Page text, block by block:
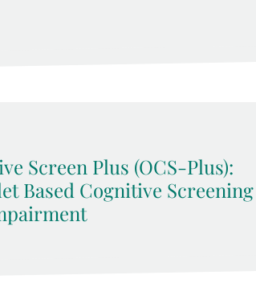
Screen Plus (OCS-Plus):
Based Cognitive Screening